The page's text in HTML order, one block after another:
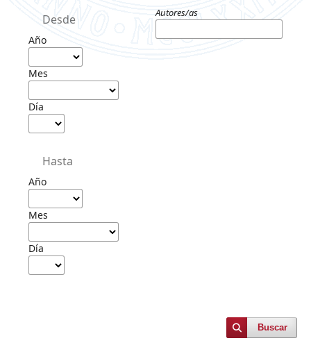
Desde
Año
Mes
Día
Hasta
Año
Mes
Día
Autores/as
Buscar